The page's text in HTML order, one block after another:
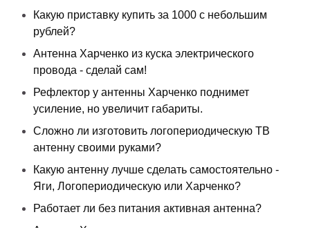
Какую приставку купить за 1000 с небольшим
рублей?
Антенна Харченко из куска электрического
провода - сделай сам!
Рефлектор у антенны Харченко поднимет
усиление, но увеличит габариты.
Сложно ли изготовить логопериодическую ТВ
антенну своими руками?
Какую антенну лучше сделать самостоятельно -
Яги, Логопериодическую или Харченко?
Работает ли без питания активная антенна?